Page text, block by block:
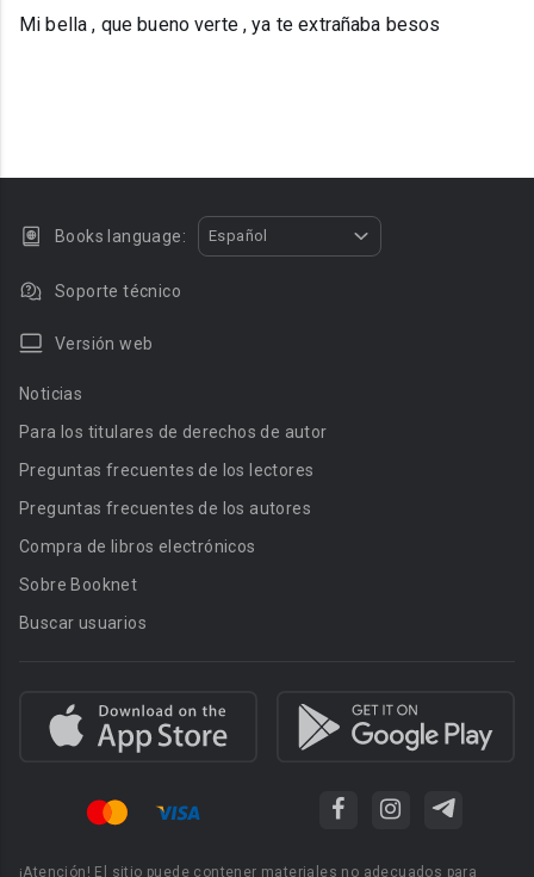
Mi bella , que bueno verte , ya te extrañaba besos
Books language: Español
Soporte técnico
Versión web
Noticias
Para los titulares de derechos de autor
Preguntas frecuentes de los lectores
Preguntas frecuentes de los autores
Compra de libros electrónicos
Sobre Booknet
Buscar usuarios
¡Atención! El sitio puede contener materiales no adecuados para